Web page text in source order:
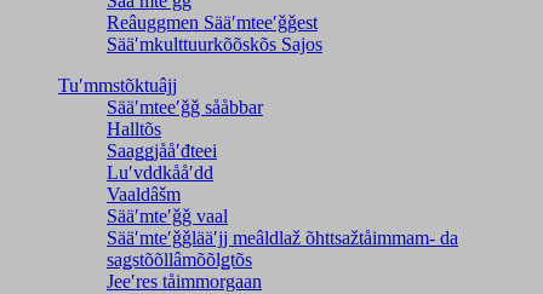
Reâuggmen Sääʹmteeʹǧǧest
Sääʹmkulttuurkõõskõs Sajos
Tuʹmmstõktuâjj
Sääʹmteeʹǧǧ sååbbar
Halltõs
Saaǥǥjååʹđteei
Luʹvddkååʹdd
Vaaldâšm
Sääʹmteʹǧǧ vaal
Sääʹmteʹǧǧlääʹjj meâldlaž õhttsažtåimmam- da
saǥstõõllâmõõlǥtõs
Jeeʹres tåimmorgaan